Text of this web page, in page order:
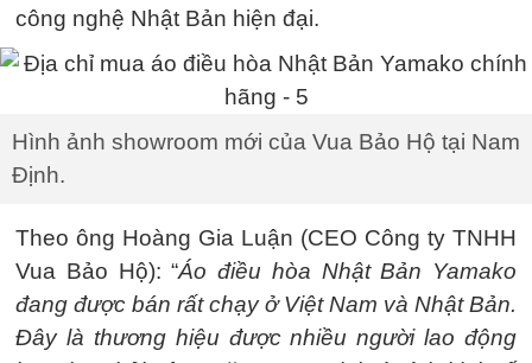
công nghệ Nhật Bản hiện đại.
Hình ảnh showroom mới của Vua Bảo Hộ tại Nam
Định.
Theo ông Hoàng Gia Luận (CEO Công ty TNHH
Vua Bảo Hộ): “Áo điều hòa Nhật Bản Yamako
đang được bán rất chạy ở Việt Nam và Nhật Bản.
Đây là thương hiệu được nhiều người lao động